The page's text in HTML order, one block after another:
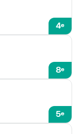
4e
8e
5e